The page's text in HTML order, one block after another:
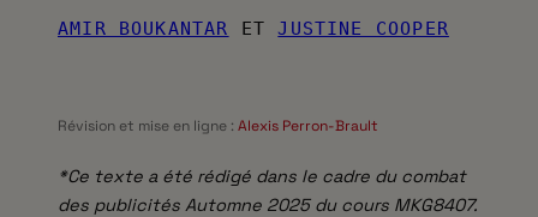
AMIR BOUKANTAR ETJUSTINE COOPER
Révision et mise en ligne : Alexis Perron-Brault
*Ce texte a été rédigé dans le cadre du combat
des publicités Automne 2025 du cours MKG8407.